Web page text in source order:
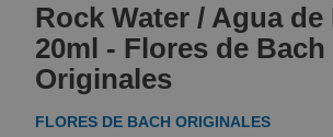
the
beginning
of
the
gallery
Rock Water / Agua de
20ml - Flores de Bach
Originales
FLORES DE BACH ORIGINALES